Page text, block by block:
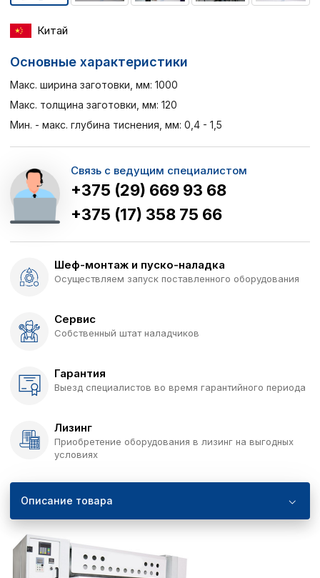
Китай
Основные характеристики
Макс. ширина заготовки, мм: 1000
Макс. толщина заготовки, мм: 120
Мин. - макс. глубина тиснения, мм: 0,4 - 1,5
Связь с ведущим специалистом
+375 (29) 669 93 68
+375 (17) 358 75 66
Шеф-монтаж и пуско-наладка
Осуществляем запуск поставленного оборудования
Сервис
Собственный штат наладчиков
Гарантия
Выезд специалистов во время гарантийного периода
Лизинг
Приобретение оборудования в лизинг на выгодных
условиях
Описание товара